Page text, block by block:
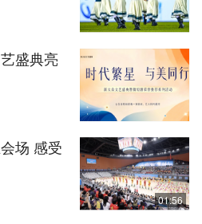
盛典亮
场 感受
01:56